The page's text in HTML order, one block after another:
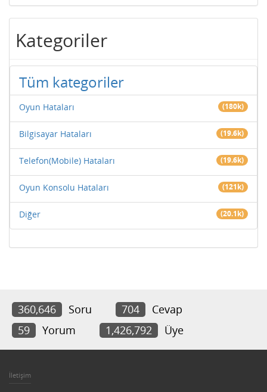
Kategoriler
Tüm kategoriler
Oyun Hataları (180k)
Bilgisayar Hataları (19.6k)
Telefon(Mobile) Hataları (19.6k)
Oyun Konsolu Hataları (121k)
Diğer (20.1k)
360,646 Soru 704
Cevap
59
Yorum 1,426,792 Üye
İletişim